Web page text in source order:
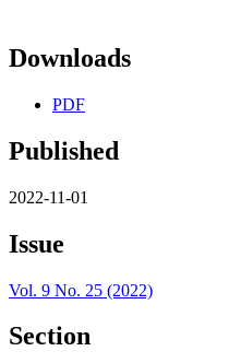
Downloads
PDF
Published
2022-11-01
Issue
Vol. 9 No. 25 (2022)
Section